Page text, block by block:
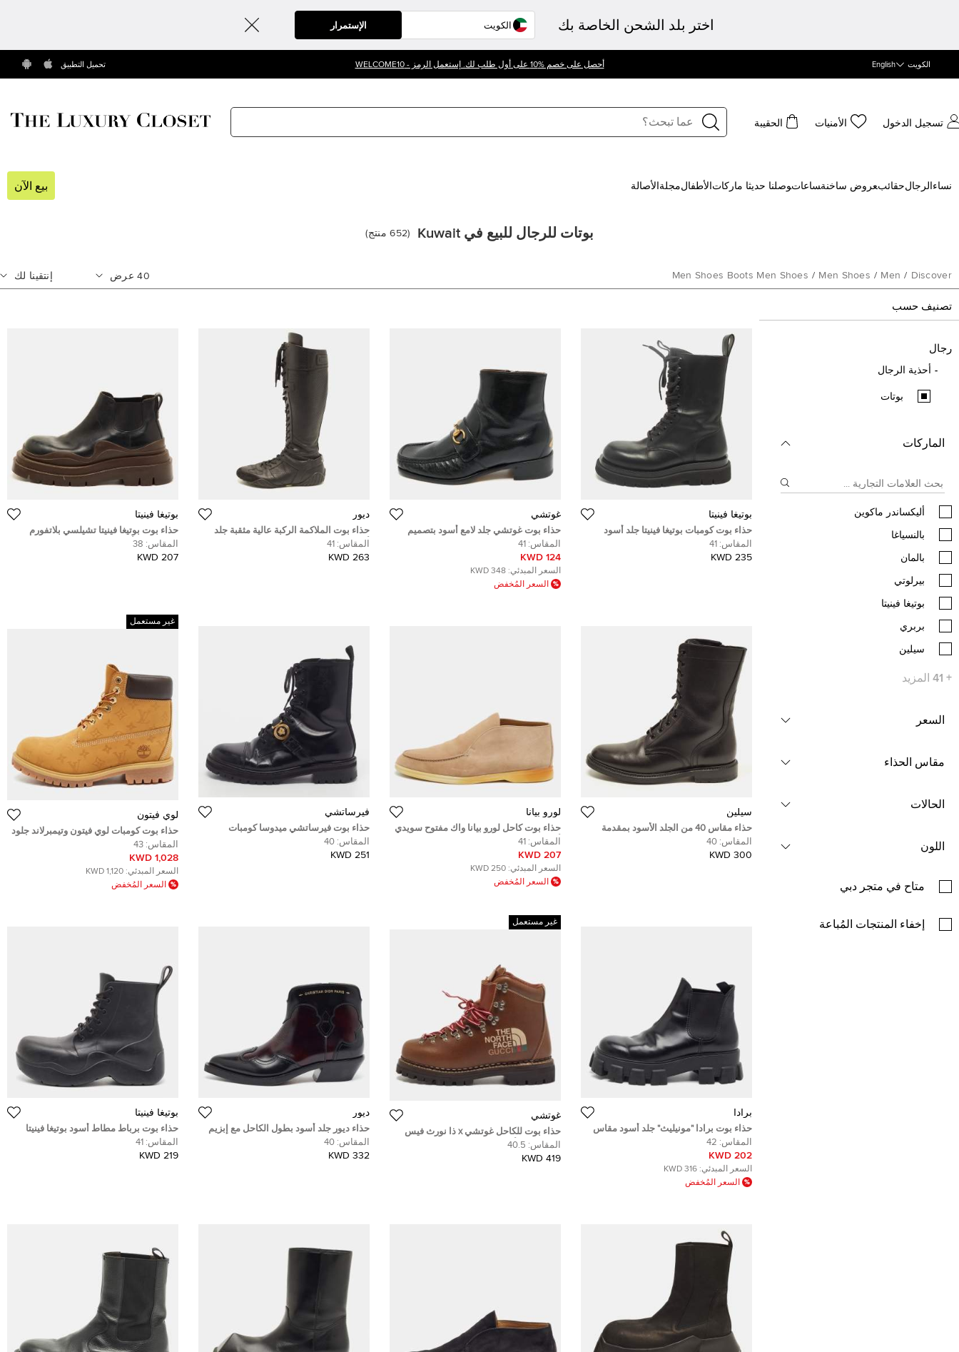
اختر بلد الشحن الخاصة بك الإستمرار
الكويت English أحصل على خصم %10 على أول طلب لك. إستعمل الرمز - WELCOME10 تحميل التطبيق
تسجيل الدخول الأمنيات الحقيبة
نساء الرجالحقائب‍عروض ساخنة‍ساعات‍وصلنا حديثا ‍ ماركات الأطفالمجلة الأصالة بيع الآن
بوتات للرجال للبيع في Kuwait (
652 منتج)
Discover
/
Men
/
Men Shoes
/
Men Shoes Boots Men Shoes
40 عرض إنتقينا لك
تصنيف حسب
رجال
أحذية الرجال
بوتات
الماركات
أليكساندر ماكوين
ب‍‍النسياغا
بالمان
بيرلوتي
بوتيغا فينيتا
بربري
سيلين
+
41 المزيد
السعر
مقاس الحذاء
الحالات
اللون
متاح في متجر دبي
إخفاء المنتجات المُباعة
بوتيغا فينيتا
حذاء بوت كومبات بوتيغا فينيتا جلد أسود
مقاس 40
المقاس: 41
235 KWD
غوتشي
حذاء بوت غوتشي جلد لامع أسود بتصميم
هورسبت بطول منتصف الساق مقاس 36.5
المقاس: 41
124 KWD
السعر المبدئي: 348 KWD
السعر المُخفض
ديور
حذاء بوت الملاكمة الركبة عالية مثقبة جلد
أسود من ديور مقاس 41
المقاس: 41
263 KWD
بوتيغا فينيتا
حذاء بوت بوتيغا فينيتا تشيلسي بلاتفورم
للكاحل جلد أسود مقاس 38
المقاس: 38
207 KWD
سيلين
حذاء مقاس 40 من الجلد الأسود بمقدمة
قتال سيلين
المقاس: 40
300 KWD
لورو بيانا
حذاء بوت كاحل لورو بيانا واك مفتوح سويدي
أزرق مقاس 41
المقاس: 41
207 KWD
السعر المبدئي: 250 KWD
السعر المُخفض
فيرساتشي
حذاء بوت فيرساتشي ميدوسا كومبات
سويدي وجلد بني مقاس 43
المقاس: 40
251 KWD
غير مستعمل
لوي فيتون
حذاء بوت كومبات لوي فيتون وتيمبرلاند جلود
نوبيك لون بني مزخرف مقاس 43
المقاس: 43
1,028 KWD
السعر المبدئي: 1,120 KWD
السعر المُخفض
برادا
حذاء بوت برادا "مونيليث" جلد أسود مقاس
42
المقاس: 42
202 KWD
السعر المبدئي: 316 KWD
السعر المُخفض
غير مستعمل
غوتشي
حذاء بوت للكاحل غوتشي x ذا نورث فيس
هايكينع جلد أخضر مقاس 42.5
المقاس: 40.5
419 KWD
ديور
حذاء ديور جلد أسود بطول الكاحل مع إبزيم
جوذبور مقاس 41
المقاس: 40
332 KWD
بوتيغا فينيتا
حذاء بوت برباط مطاط أسود بوتيغا فينيتا
مقاس 41
المقاس: 41
219 KWD